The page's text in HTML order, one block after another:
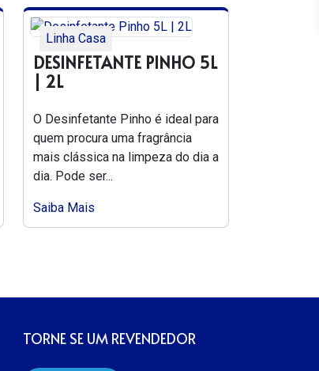
Linha Casa
DESINFETANTE PINHO 5L
| 2L
O Desinfetante Pinho é ideal para
quem procura uma fragrância
mais clássica na limpeza do dia a
dia. Pode ser...
Saiba Mais
TORNE SE UM REVENDEDOR